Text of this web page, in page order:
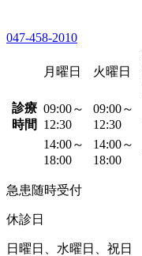
047-458-2010
月曜日 火曜日
診療
時間
09:00～
12:30
09:00～
12:30
14:00～
18:00
14:00～
18:00
急患随時受付
休診日
日曜日、水曜日、祝日